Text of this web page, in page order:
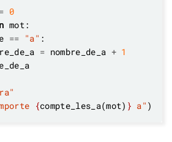
= 0
== "a"
= nombre_de_a + 1
{compte_les_a(mot) } a"